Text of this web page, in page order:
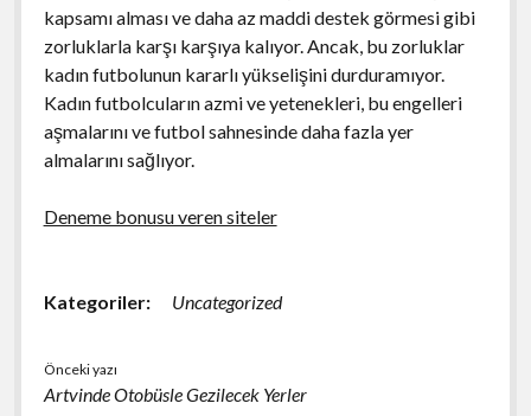
kapsamı alması ve daha az maddi destek görmesi gibi
zorluklarla karşı karşıya kalıyor. Ancak, bu zorluklar
kadın futbolunun kararlı yükselişini durduramıyor.
Kadın futbolcuların azmi ve yetenekleri, bu engelleri
aşmalarını ve futbol sahnesinde daha fazla yer
almalarını sağlıyor.
Deneme bonusu veren siteler
Kategoriler: Uncategorized
Önceki yazı
Artvinde Otobüsle Gezilecek Yerler